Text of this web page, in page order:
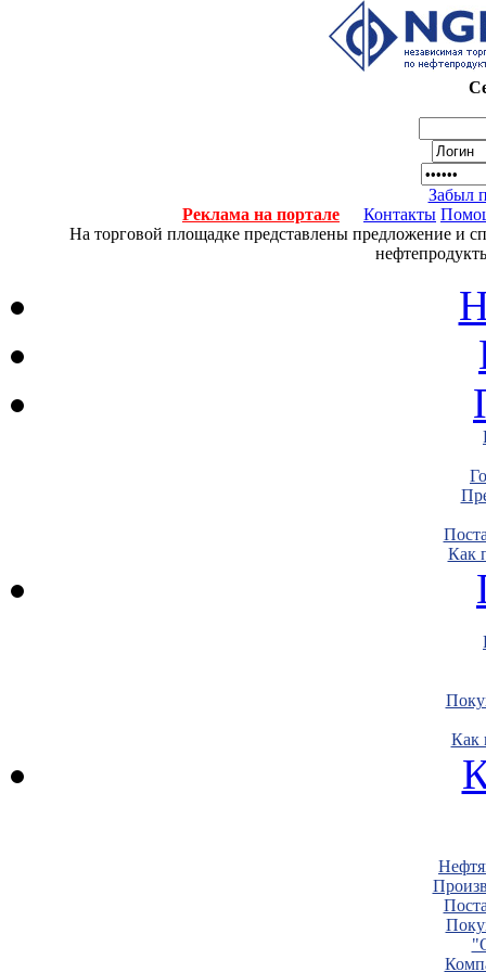
Забыл
Реклама на портале
Контакты
На торговой площадке представлены предложение и
Как
Как